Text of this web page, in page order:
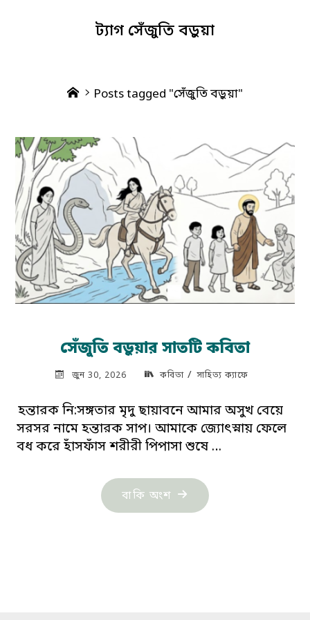
ট্যাগ সেঁজুতি বড়ুয়া
HomePosts tagged "সেঁজুতি বড়ুয়া"
সেঁজুতি বড়ুয়ার সাতটি কবিতা
জুন 30, 2026 কবিতা / সাহিত্য ক্যাফে
হন্তারক নি:সঙ্গতার মৃদু ছায়াবনে আমার অসুখ বেয়ে
সরসর নামে হন্তারক সাপ। আমাকে জ্যোৎস্নায় ফেলে
বধ করে হাঁসফাঁস শরীরী পিপাসা শুষে …
বাকি অংশ "সেঁজুতি
বড়ুয়ার